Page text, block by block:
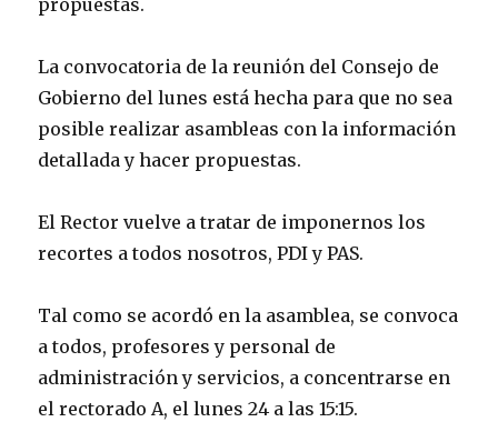
propuestas.
La convocatoria de la reunión del Consejo de
Gobierno del lunes está hecha para que no sea
posible realizar asambleas con la información
detallada y hacer propuestas.
El Rector vuelve a tratar de imponernos los
recortes a todos nosotros, PDI y PAS.
Tal como se acordó en la asamblea, se convoca
a todos, profesores y personal de
administración y servicios, a concentrarse en
el rectorado A, el lunes 24 a las 15:15.